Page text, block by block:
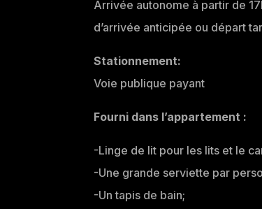
Arrivée autonome à partir de
d’arrivée anticipée ou départ
Stationnement:
Voie publique payant
Fourni dans l’appartement :
-Linge de lit pour les lits et le
-Une grande serviette par
-Un tapis de bain;